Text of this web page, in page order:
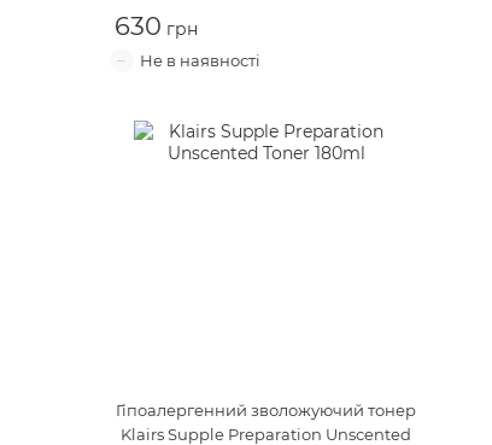
630
Гіпоалергенний зволожуючий тонер
Klairs Supple Preparation Unscented